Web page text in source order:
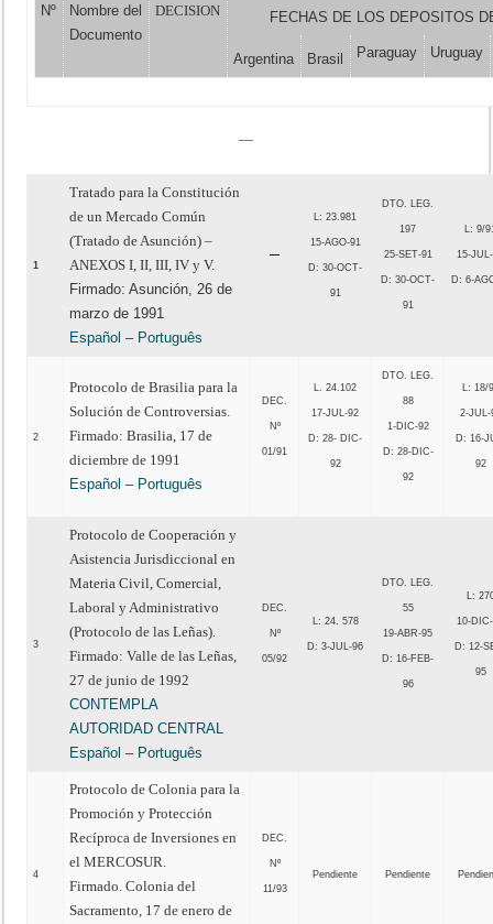
Nº
Nombre del
Documento
DECISION FECHAS DE LOS DEPOSITOS
Argentina Brasil Paraguay Uruguay
—
1
Tratado para la Constitución
de un Mercado Común
(Tratado de Asunción) –
ANEXOS I, II, III, IV y V.
Firmado: Asunción, 26 de
marzo de 1991
Español – Português
—
L: 23.981
15-AGO-91
D: 30-OCT-
91
DTO. LEG.
197
25-SET-91
D: 30-OCT-
91
L: 9/
15-
D: 6-
2
Protocolo de Brasilia para la
Solución de Controversias.
Firmado: Brasilia, 17 de
diciembre de 1991
Español – Português
DEC.
Nº
01/91
L. 24.102
17-JUL-92
D: 28- DIC-
92
DTO. LEG.
88
1-DIC-92
D: 28-DIC-
92
L: 18/
2-JUL-
D: 16-
92
3
Protocolo de Cooperación y
Asistencia Jurisdiccional en
Materia Civil, Comercial,
Laboral y Administrativo
(Protocolo de las Leñas).
Firmado: Valle de las Leñas,
27 de junio de 1992
CONTEMPLA
AUTORIDAD CENTRAL
Español – Português
DEC.
Nº
05/92
L: 24. 578
D: 3-JUL-96
DTO. LEG.
55
19-ABR-95
D: 16-FEB-
96
L:
10-
D: 12-
95
4
Protocolo de Colonia para la
Promoción y Protección
Recíproca de Inversiones en
el MERCOSUR.
Firmado. Colonia del
Sacramento, 17 de enero de
DEC.
Nº
11/93
Pendiente Pendiente